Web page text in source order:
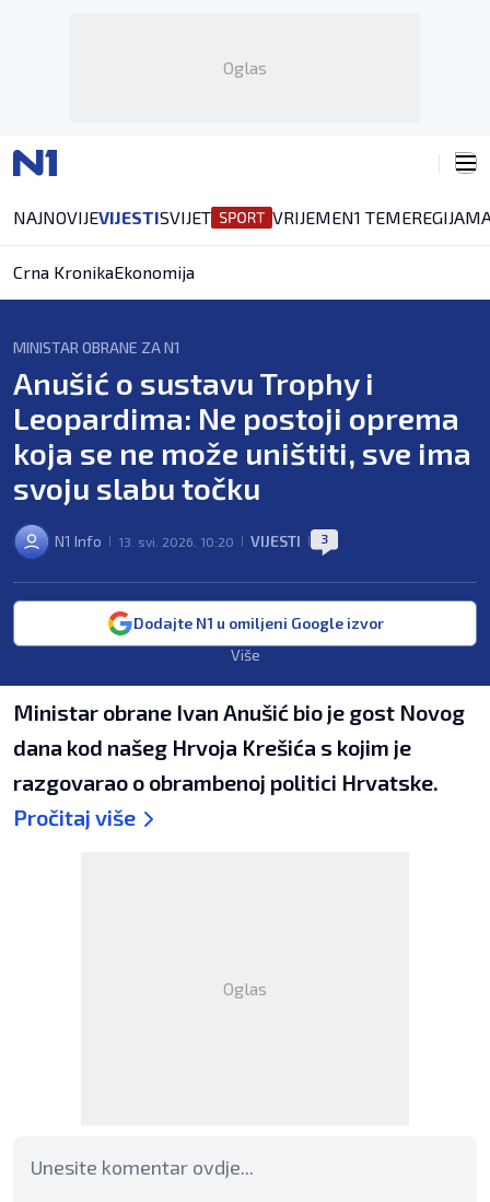
Oglas
NAJNOVIJEVIJESTISVIJET VRIJEMEN1 TEMEREGIJA
Crna KronikaEkonomija
MINISTAR OBRANE ZA N1
Anušić o sustavu Trophy i
Leopardima: Ne postoji oprema
koja se ne može uništiti, sve ima
svoju slabu točku
N1 Info 13. svi. 2026. 10:20 VIJESTI 3
Dodajte N1 u omiljeni Google izvor
Više
Ministar obrane Ivan Anušić bio je gost Novog
dana kod našeg Hrvoja Krešića s kojim je
razgovarao o obrambenoj politici Hrvatske.
Pročitaj više
Oglas